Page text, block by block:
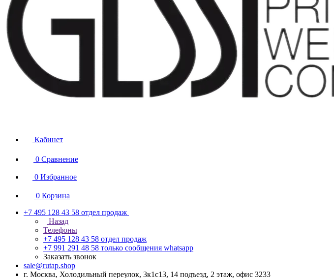
Кабинет
0 Сравнение
0 Избранное
0 Корзина
+7 495 128 43 58 отдел продаж
Назад
Телефоны
+7 495 128 43 58 отдел продаж
+7 991 291 48 58 только сообщения whatsapp
Заказать звонок
sale@rutap.shop
г. Москва, Холодильный переулок, 3к1с13, 14 подъезд, 2 этаж, офис 3233